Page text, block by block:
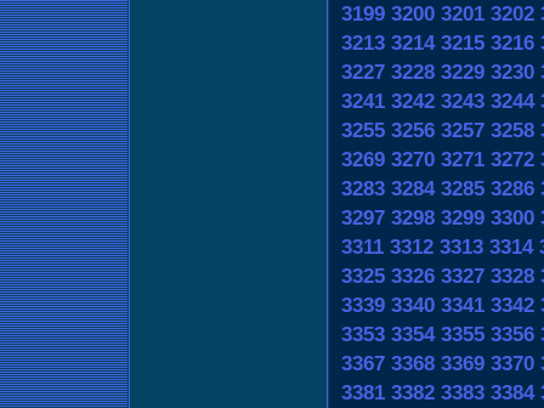
3199 3200 3201 3202
3213 3214 3215 3216
3227 3228 3229 3230
3241 3242 3243 3244
3255 3256 3257 3258
3269 3270 3271 3272
3283 3284 3285 3286
3297 3298 3299 3300
3311 3312 3313 3314
3325 3326 3327 3328
3339 3340 3341 3342
3353 3354 3355 3356
3367 3368 3369 3370
3381 3382 3383 3384